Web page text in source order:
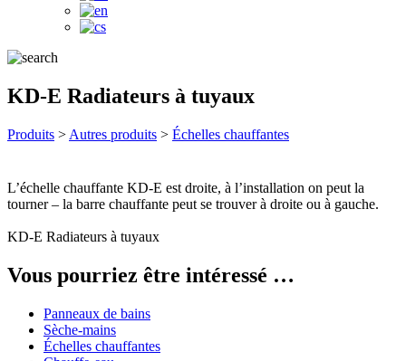
KD-E Radiateurs à tuyaux
Produits > Autres produits > Échelles chauffantes
L’échelle chauffante KD-E est droite, à l’installation on peut la
tourner – la barre chauffante peut se trouver à droite ou à gauche.
KD-E Radiateurs à tuyaux
Vous pourriez être intéressé …
Panneaux de bains
Sèche-mains
Échelles chauffantes